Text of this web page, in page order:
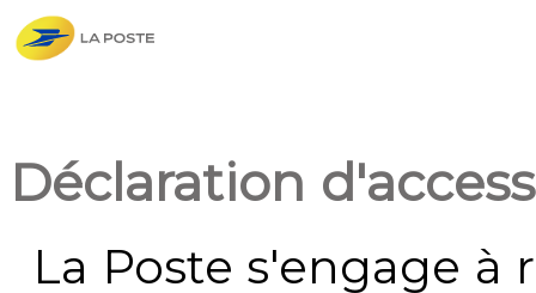
Déclaration
La Poste s'engage à